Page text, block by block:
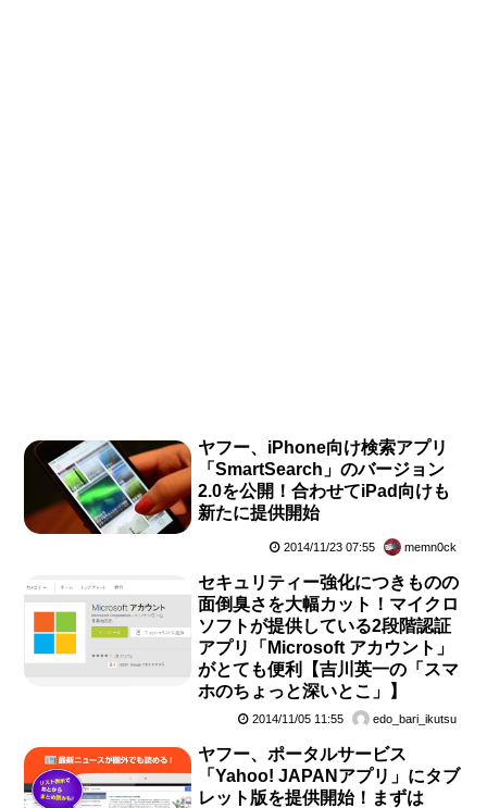
ヤフー、iPhone向け検索アプリ
「SmartSearch」のバージョン
2.0を公開！合わせてiPad向けも
新たに提供開始
2014/11/23 07:55 memn0ck
セキュリティー強化につきものの
面倒臭さを大幅カット！マイクロ
ソフトが提供している2段階認証
アプリ「Microsoft アカウント」
がとても便利【吉川英一の「スマ
ホのちょっと深いとこ」】
2014/11/05 11:55 edo_bari_ikutsu
ヤフー、ポータルサービス
「Yahoo! JAPANアプリ」にタブ
レット版を提供開始！まずは